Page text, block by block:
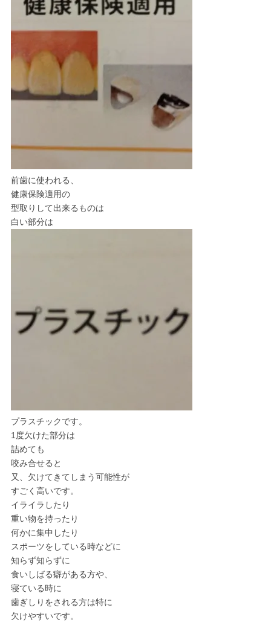
前歯に使われる、
健康保険適用の
型取りして出来るものは
白い部分は
プラスチックです。
1度欠けた部分は
詰めても
咬み合せると
又、欠けてきてしまう可能性が
すごく高いです。
イライラしたり
重い物を持ったり
何かに集中したり
スポーツをしている時などに
知らず知らずに
食いしばる癖がある方や、
寝ている時に
歯ぎしりをされる方は特に
欠けやすいです。